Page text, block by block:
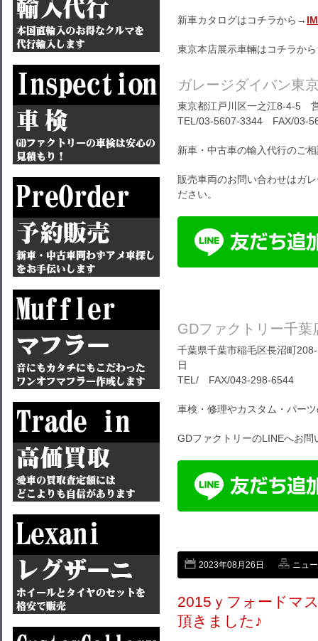
新車カタログはコチラから→
東京本店展示車輛はコチラか
ガレージダイバン東
東京都江戸川区一之江8-4-5
TEL/03-5607-3344 FAX/03-
新車・中古車の輸入代行のご
販売車両のお問い合わせはガ
ださい。
GDファクトリー千葉
千葉県千葉市稲毛区長沼町
日
TEL/ FAX/043-298-6544
車検・修理やカスタム・パー
GDファクトリーのLINEへお問
2023年08月26日 ニュ
2015ｙフォードマ
頂きました♪